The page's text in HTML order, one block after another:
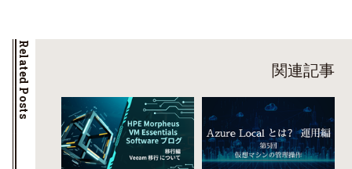
Related Posts 関連記事